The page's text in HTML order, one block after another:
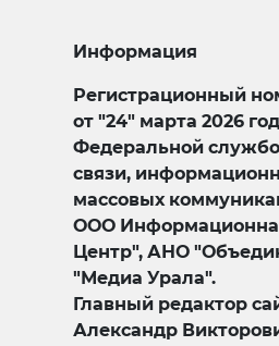
Информация
Регистрационный
от "24" марта 2026
Федеральной
связи,
массовых
ООО
Центр", АНО
"Медиа Урала".
Главный редактор
Александр